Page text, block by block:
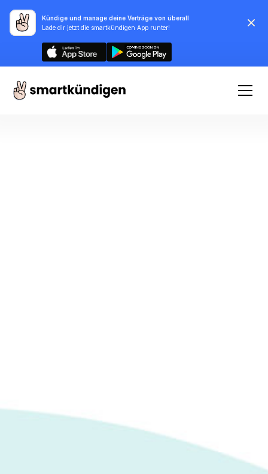
Kündige und manage deine Verträge von überall
Lade dir jetzt die smartkündigen App runter!